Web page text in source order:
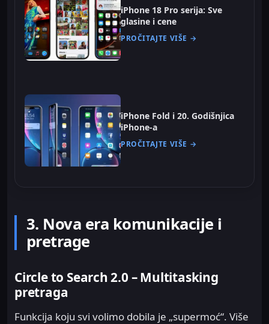
iPhone 18 Pro serija: Sve
glasine i cene
PROČITAJTE VIŠE →
iPhone Fold i 20. Godišnjica
iPhone-a
PROČITAJTE VIŠE →
3. Nova era komunikacije i
pretrage
Circle to Search 2.0 – Multitasking
pretraga
Funkcija koju svi volimo dobila je „supermoć“. Više